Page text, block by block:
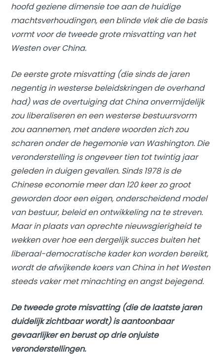
hoofd geziene dimensie toe aan de huidige
machtsverhoudingen, een blinde vlek die de basis
vormt voor de tweede grote misvatting van het
Westen over China.
De eerste grote misvatting (die sinds de jaren
negentig in westerse beleidskringen de overhand
had) was de overtuiging dat China onvermijdelijk
zou liberaliseren en een westerse bestuursvorm
zou aannemen, met andere woorden zich zou
scharen onder de hegemonie van Washington. Die
veronderstelling is ongeveer tien tot twintig jaar
geleden in duigen gevallen. Sinds 1978 is de
Chinese economie meer dan 120 keer zo groot
geworden door een eigen, onderscheidend model
van bestuur, beleid en ontwikkeling na te streven.
Maar in plaats van oprechte nieuwsgierigheid te
wekken over hoe een dergelijk succes buiten het
liberaal-democratische kader kon worden bereikt,
wordt de afwijkende koers van China in het Westen
steeds vaker met minachting en angst bejegend.
De tweede grote misvatting (die de laatste jaren
duidelijk zichtbaar wordt) is aantoonbaar
gevaarlijker en berust op drie onjuiste
veronderstellingen.